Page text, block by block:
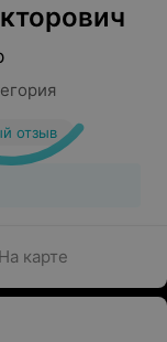
отзыв
На карте